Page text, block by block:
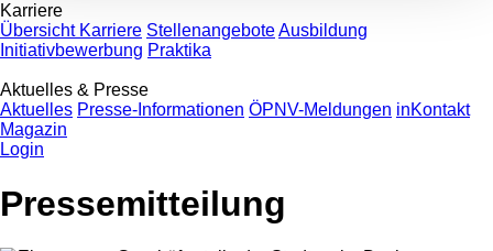
Karriere
Übersicht Karriere StellenangeboteAusbildung
Initiativbewerbung Praktika
Aktuelles & Presse
Aktuelles Presse-Informationen ÖPNV-Meldungen inKontakt
Magazin
Login
Pressemitteilung